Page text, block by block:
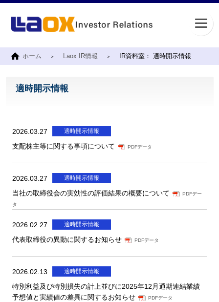
ホーム Laox IR情報 IR資料室： 適時開示情報
適時開示情報
2026.03.27 適時開示情報
支配株主等に関する事項について PDFデータ
2026.03.27 適時開示情報
当社の取締役会の実効性の評価結果の概要について
PDFデー
タ
2026.02.27 適時開示情報
代表取締役の異動に関するお知らせ PDFデータ
2026.02.13 適時開示情報
特別利益及び特別損失の計上並びに2025年12月通期連結業績
予想値と実績値の差異に関するお知らせ
PDFデータ